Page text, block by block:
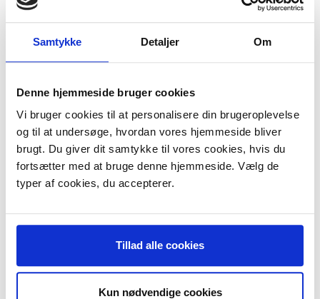
Samtykke Detaljer Om
Denne hjemmeside bruger cookies
Vi bruger cookies til at personalisere din brugeroplevelse
og til at undersøge, hvordan vores hjemmeside bliver
brugt. Du giver dit samtykke til vores cookies, hvis du
fortsætter med at bruge denne hjemmeside. Vælg de
typer af cookies, du accepterer.
Tillad alle cookies
Kun nødvendige cookies
På lager
LÆG I KURV
På lager
LÆG I KURV
Flexi Clean mundstykke.